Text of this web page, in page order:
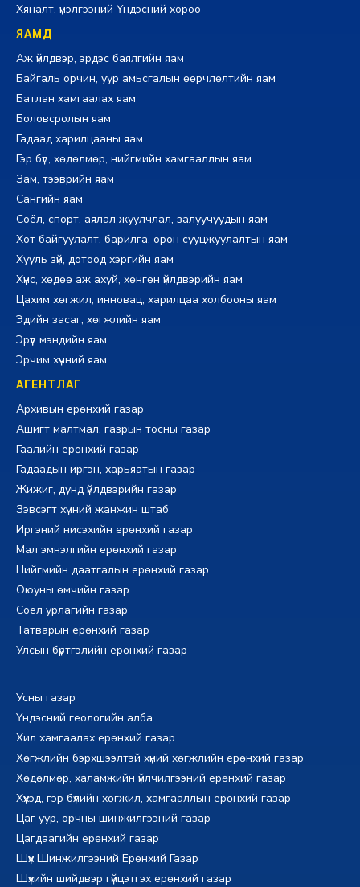
Хяналт, үнэлгээний Үндэсний хороо
ЯАМД
Аж үйлдвэр, эрдэс баялгийн яам
Байгаль орчин, уур амьсгалын өөрчлөлтийн яам
Батлан хамгаалах яам
Боловсролын яам
Гадаад харилцааны яам
Гэр бүл, хөдөлмөр, нийгмийн хамгааллын яам
Зам, тээврийн яам
Сангийн яам
Соёл, спорт, аялал жуулчлал, залуучуудын яам
Хот байгуулалт, барилга, орон сууцжуулалтын яам
Хууль зүй, дотоод хэргийн яам
Хүнс, хөдөө аж ахуй, хөнгөн үйлдвэрийн яам
Цахим хөгжил, инновац, харилцаа холбооны яам
Эдийн засаг, хөгжлийн яам
Эрүүл мэндийн яам
Эрчим хүчний яам
АГЕНТЛАГ
Архивын ерөнхий газар
Ашигт малтмал, газрын тосны газар
Гаалийн ерөнхий газар
Гадаадын иргэн, харьяатын газар
Жижиг, дунд үйлдвэрийн газар
Зэвсэгт хүчний жанжин штаб
Иргэний нисэхийн ерөнхий газар
Мал эмнэлгийн ерөнхий газар
Нийгмийн даатгалын ерөнхий газар
Оюуны өмчийн газар
Соёл урлагийн газар
Татварын ерөнхий газар
Улсын бүртгэлийн ерөнхий газар
Усны газар
Үндэсний геологийн алба
Хил хамгаалах ерөнхий газар
Хөгжлийн бэрхшээлтэй хүний хөгжлийн ерөнхий газар
Хөдөлмөр, халамжийн үйлчилгээний ерөнхий газар
Хүүхэд, гэр бүлийн хөгжил, хамгааллын ерөнхий газар
Цаг уур, орчны шинжилгээний газар
Цагдаагийн ерөнхий газар
Шүүх Шинжилгээний Ерөнхий Газар
Шүүхийн шийдвэр гүйцэтгэх ерөнхий газар